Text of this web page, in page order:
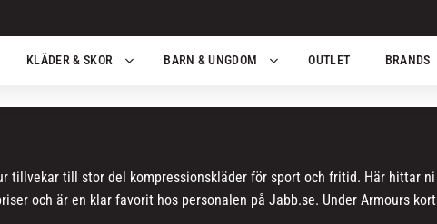
KLÄDER & SKOR BARN & UNGDOM OUTLET BRANDS
tillvekar till stor del kompressionskläder för sport och fritid. Här hittar
och är en klar favorit hos personalen på Jabb.se. Under Armours